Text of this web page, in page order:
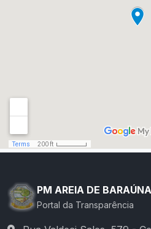
PM AREIA DE
Portal da Transparência